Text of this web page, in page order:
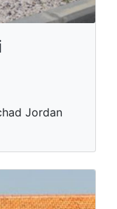
Jordan